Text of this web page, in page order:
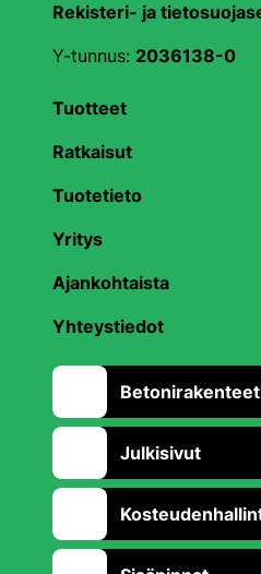
Rekisteri- ja
Y-tunnus: 2036138-0
Tuotteet
Ratkaisut
Tuotetieto
Yritys
Ajankohtaista
Yhteystiedot
Betonirakenteet
Julkisivut